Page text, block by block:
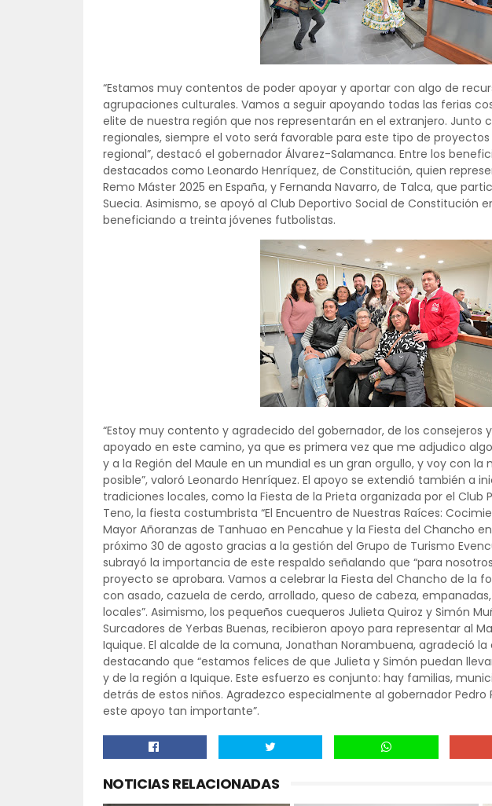
“Estamos muy contentos de poder apoyar y aportar con algo de
agrupaciones culturales. Vamos a seguir apoyando todas las ferias
elite de nuestra región que nos representarán en el extranjero. Junto
regionales, siempre el voto será favorable para este tipo de
regional”, destacó el gobernador Álvarez-Salamanca. Entre los
destacados como Leonardo Henríquez, de Constitución, quien
Remo Máster 2025 en España, y Fernanda Navarro, de Talca, que
Suecia. Asimismo, se apoyó al Club Deportivo Social de Constitución
beneficiando a treinta jóvenes futbolistas.
“Estoy muy contento y agradecido del gobernador, de los consejeros
apoyado en este camino, ya que es primera vez que me adjudico
y a la Región del Maule en un mundial es un gran orgullo, y voy con
posible”, valoró Leonardo Henríquez. El apoyo se extendió también a
tradiciones locales, como la Fiesta de la Prieta organizada por el Club
Teno, la fiesta costumbrista “El Encuentro de Nuestras Raíces:
Mayor Añoranzas de Tanhuao en Pencahue y la Fiesta del Chancho
próximo 30 de agosto gracias a la gestión del Grupo de Turismo
subrayó la importancia de este respaldo señalando que “para
proyecto se aprobara. Vamos a celebrar la Fiesta del Chancho de la
con asado, cazuela de cerdo, arrollado, queso de cabeza,
locales”. Asimismo, los pequeños cuequeros Julieta Quiroz y Simón
Surcadores de Yerbas Buenas, recibieron apoyo para representar al
Iquique. El alcalde de la comuna, Jonathan Norambuena, agradeció
destacando que “estamos felices de que Julieta y Simón puedan
y de la región a Iquique. Este esfuerzo es conjunto: hay familias,
detrás de estos niños. Agradezco especialmente al gobernador Pedro
este apoyo tan importante”.
NOTICIAS RELACIONADAS